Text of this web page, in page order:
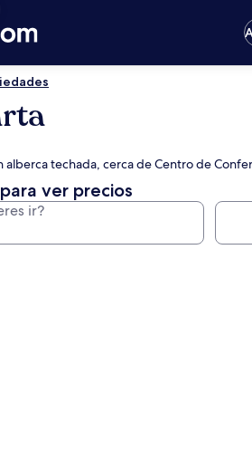
alberca techada, cerca de Centro de
ver precios
ir?